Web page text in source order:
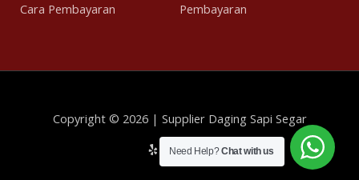
Cara Pembayaran
Pembayaran
Copyright © 2026 | Supplier Daging Sapi Segar
Need Help?Chat with us